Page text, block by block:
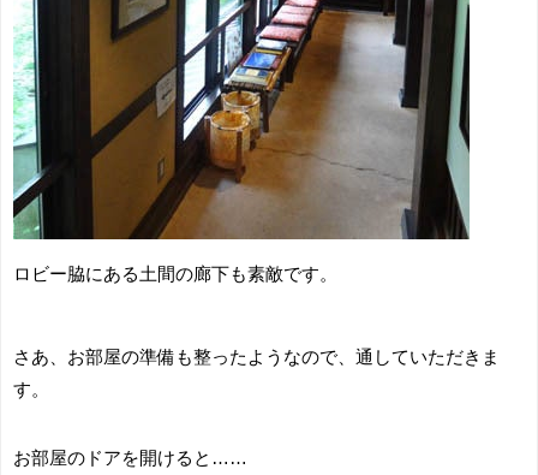
ロビー脇にある土間の廊下も素敵です。
さあ、お部屋の準備も整ったようなので、通していただきま
す。
お部屋のドアを開けると……